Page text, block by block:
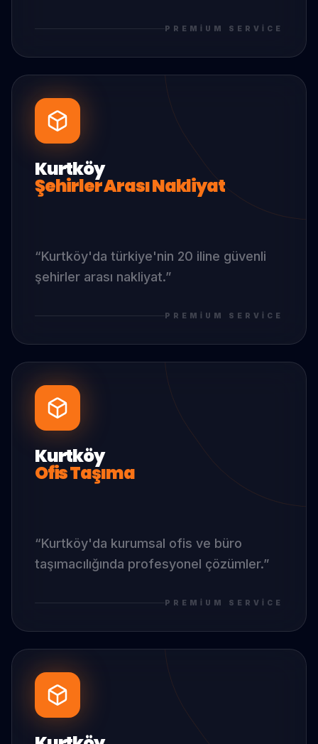
PREMIUM SERVICE
Kurtköy
Şehirler Arası Nakliyat
“Kurtköy'da türkiye'nin 20 iline güvenli
şehirler arası nakliyat.”
PREMIUM SERVICE
Kurtköy
Ofis Taşıma
“Kurtköy'da kurumsal ofis ve büro
taşımacılığında profesyonel çözümler.”
PREMIUM SERVICE